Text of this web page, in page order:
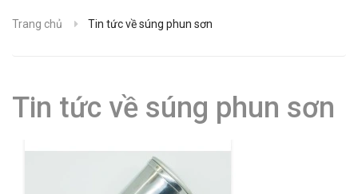
Trang chủ Tin tức về súng phun sơn
Tin tức về súng phun sơn